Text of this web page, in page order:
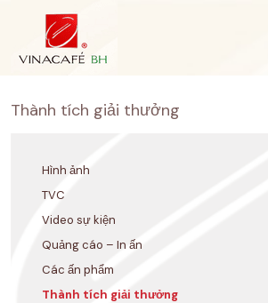
Thành tích giải thưởng
Hình ảnh
TVC
Video sự kiện
Quảng cáo – In ấn
Các ấn phẩm
Thành tích giải thưởng